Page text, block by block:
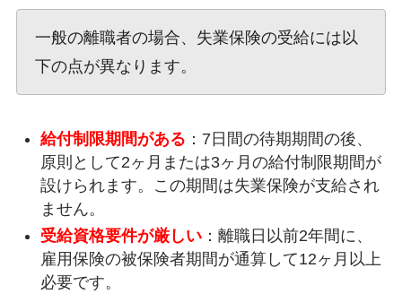
一般の離職者の場合、失業保険の受給には以
下の点が異なります。
給付制限期間がある ：7日間の待期期間の後、
原則として2ヶ月または3ヶ月の給付制限期間が
設けられます。この期間は失業保険が支給され
ません。
受給資格要件が厳しい：離職日以前2年間に、
雇用保険の被保険者期間が通算して12ヶ月以上
必要です。